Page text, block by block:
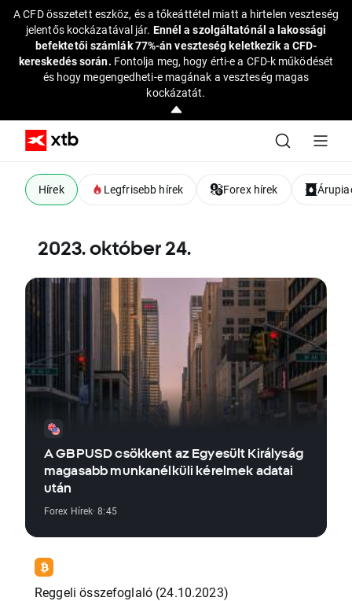
A CFD összetett eszköz, és a tőkeáttétel miatt a hirtelen veszteség
jelentős kockázatával jár. Ennél a szolgáltatónál a lakossági
befektetői számlák 77%-án veszteség keletkezik a CFD-
kereskedés során. Fontolja meg, hogy érti-e a CFD-k működését
és hogy megengedheti-e magának a veszteség magas
kockázatát.
Hírek Legfrisebb hírek Forex hírek
2023. október 24.
A GBPUSD csökkent az Egyesült Királyság
magasabb munkanélküli kérelmek adatai
után
Forex Hírek· 8:45
Reggeli összefoglaló (24.10.2023)